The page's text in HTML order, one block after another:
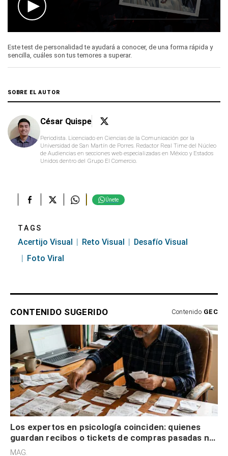
seconds
of
2
minutes,
Este test de personalidad te ayudará a conocer, de una forma rápida y
sencilla, cuáles son tus temores a superar.
SOBRE EL AUTOR
César Quispe
Periodista. Licenciado en Ciencias de la Comunicación por la
Universidad de San Martín de Porres. Redactor Real Time del Núcleo
de Audiencias en secciones web especializadas en México y Estados
Unidos dentro del Grupo El Comercio.
Únete
TAGS
Acertijo Visual Reto Visual
Desafío Visual
Foto Viral
CONTENIDO SUGERIDO Contenido GEC
Los expertos en psicología coinciden: quienes
guardan recibos o tickets de compras pasadas no
son acumuladores, sino que tienen necesidad de
MAG.